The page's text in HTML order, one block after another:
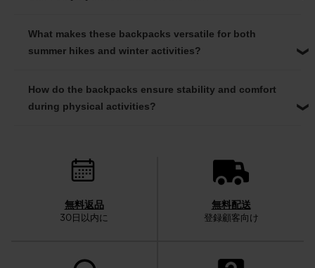
What makes these backpacks versatile for both
summer hikes and winter activities?
How do the backpacks ensure stability and comfort
during physical activities?
無料返品
30日以内に
無料配送
登録顧客向け